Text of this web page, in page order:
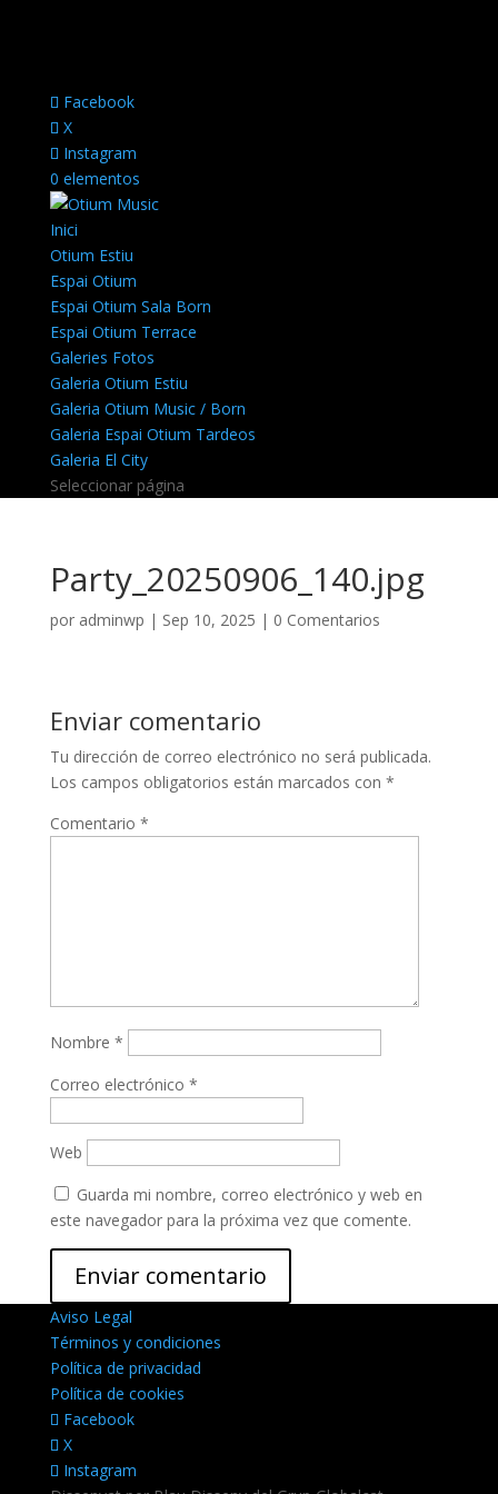
Facebook
X
Instagram
0 elementos
Inici
Otium Estiu
Espai Otium
Espai Otium Sala Born
Espai Otium Terrace
Galeries Fotos
Galeria Otium Estiu
Galeria Otium Music / Born
Galeria Espai Otium Tardeos
Galeria El City
Seleccionar página
Party_20250906_140.jpg
por adminwp | Sep 10, 2025 | 0 Comentarios
Enviar comentario
Tu dirección de correo electrónico no será publicada.
Los campos obligatorios están marcados con *
Comentario *
Nombre *
Correo electrónico *
Web
Guarda mi nombre, correo electrónico y web en
este navegador para la próxima vez que comente.
Aviso Legal
Términos y condiciones
Política de privacidad
Política de cookies
Facebook
X
Instagram